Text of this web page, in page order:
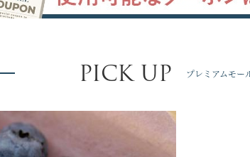
PICK UP プレミアムモー